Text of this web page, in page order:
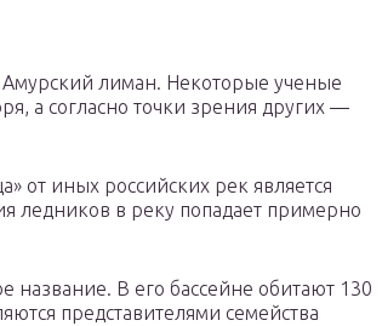
лиман. Некоторые ученые
а согласно точки зрения других —
от иных российских рек является
ледников в реку попадает примерно
название. В его бассейне обитают 130
представителями семейства